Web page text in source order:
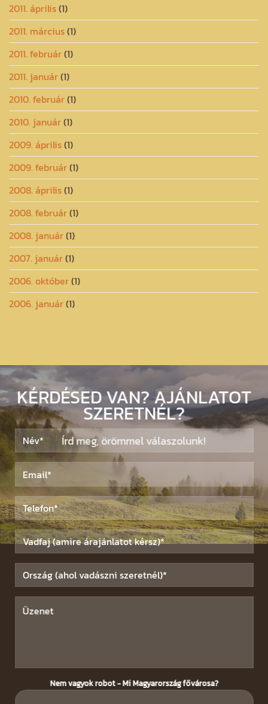
2011. április(1)
2011. március(1)
2011. február(1)
2011. január(1)
2010. február(1)
2010. január(1)
2009. április(1)
2009. február(1)
2008. április(1)
2008. február(1)
2008. január(1)
2007. január(1)
2006. október(1)
2006. január(1)
KÉRDÉSED VAN? AJÁNLATOT
SZERETNÉL?
Írd meg, örömmel válaszolunk!
Nem vagyok robot - Mi Magyarország fővárosa?